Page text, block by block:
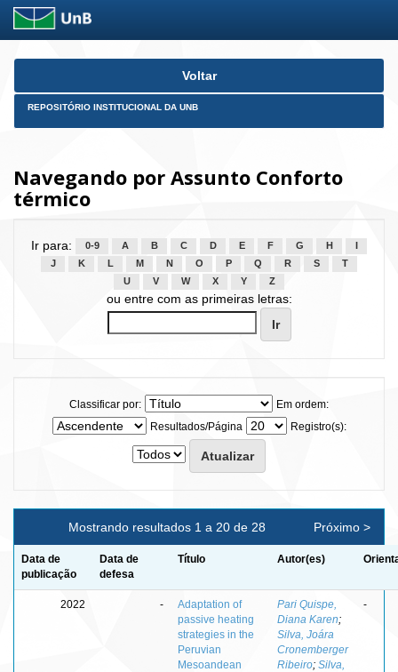
Skip
Voltar
REPOSITÓRIO INSTITUCIONAL DA UNB
Navegando por Assunto Conforto
térmico
Ir para: 0-9 A B C D E F G H
J
K L M N O P Q R S
T
U
V W X Y Z
ou entre com as primeiras letras:
Classificar por:
Em ordem:
Resultados/Página
Registro(s):
Mostrando resultados 1 a 20 de 28 Próximo >
Data de
publicação
Data de
defesa
Título Autor(es)
2022 -
Adaptation of
passive heating
strategies in the
Peruvian
Mesoandean
Pari Quispe,
Diana Karen;
Silva, Joára
Cronemberger
Ribeiro; Silva,
-